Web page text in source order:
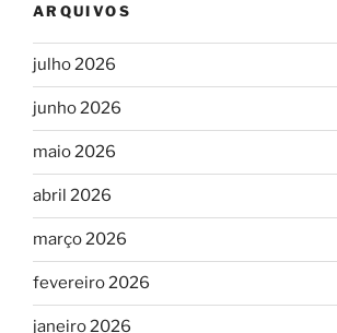
ARQUIVOS
julho 2026
junho 2026
maio 2026
abril 2026
março 2026
fevereiro 2026
janeiro 2026